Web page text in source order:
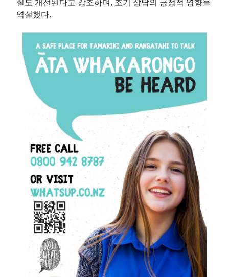
질도 개선된다고 강조하며, 조기 상담의 긍정적 영향을
역설했다.